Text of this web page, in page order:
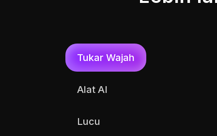
Tukar Wajah
Alat AI
Lucu